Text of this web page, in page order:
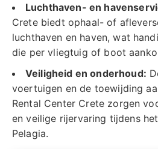
Luchthaven- en
Crete biedt ophaal- of
luchthaven en haven, wat
die per vliegtuig of boot
Veiligheid en onderhoud:
voertuigen en de toewijding
Rental Center Crete zorgen
en veilige rijervaring tijdens
Pelagia.